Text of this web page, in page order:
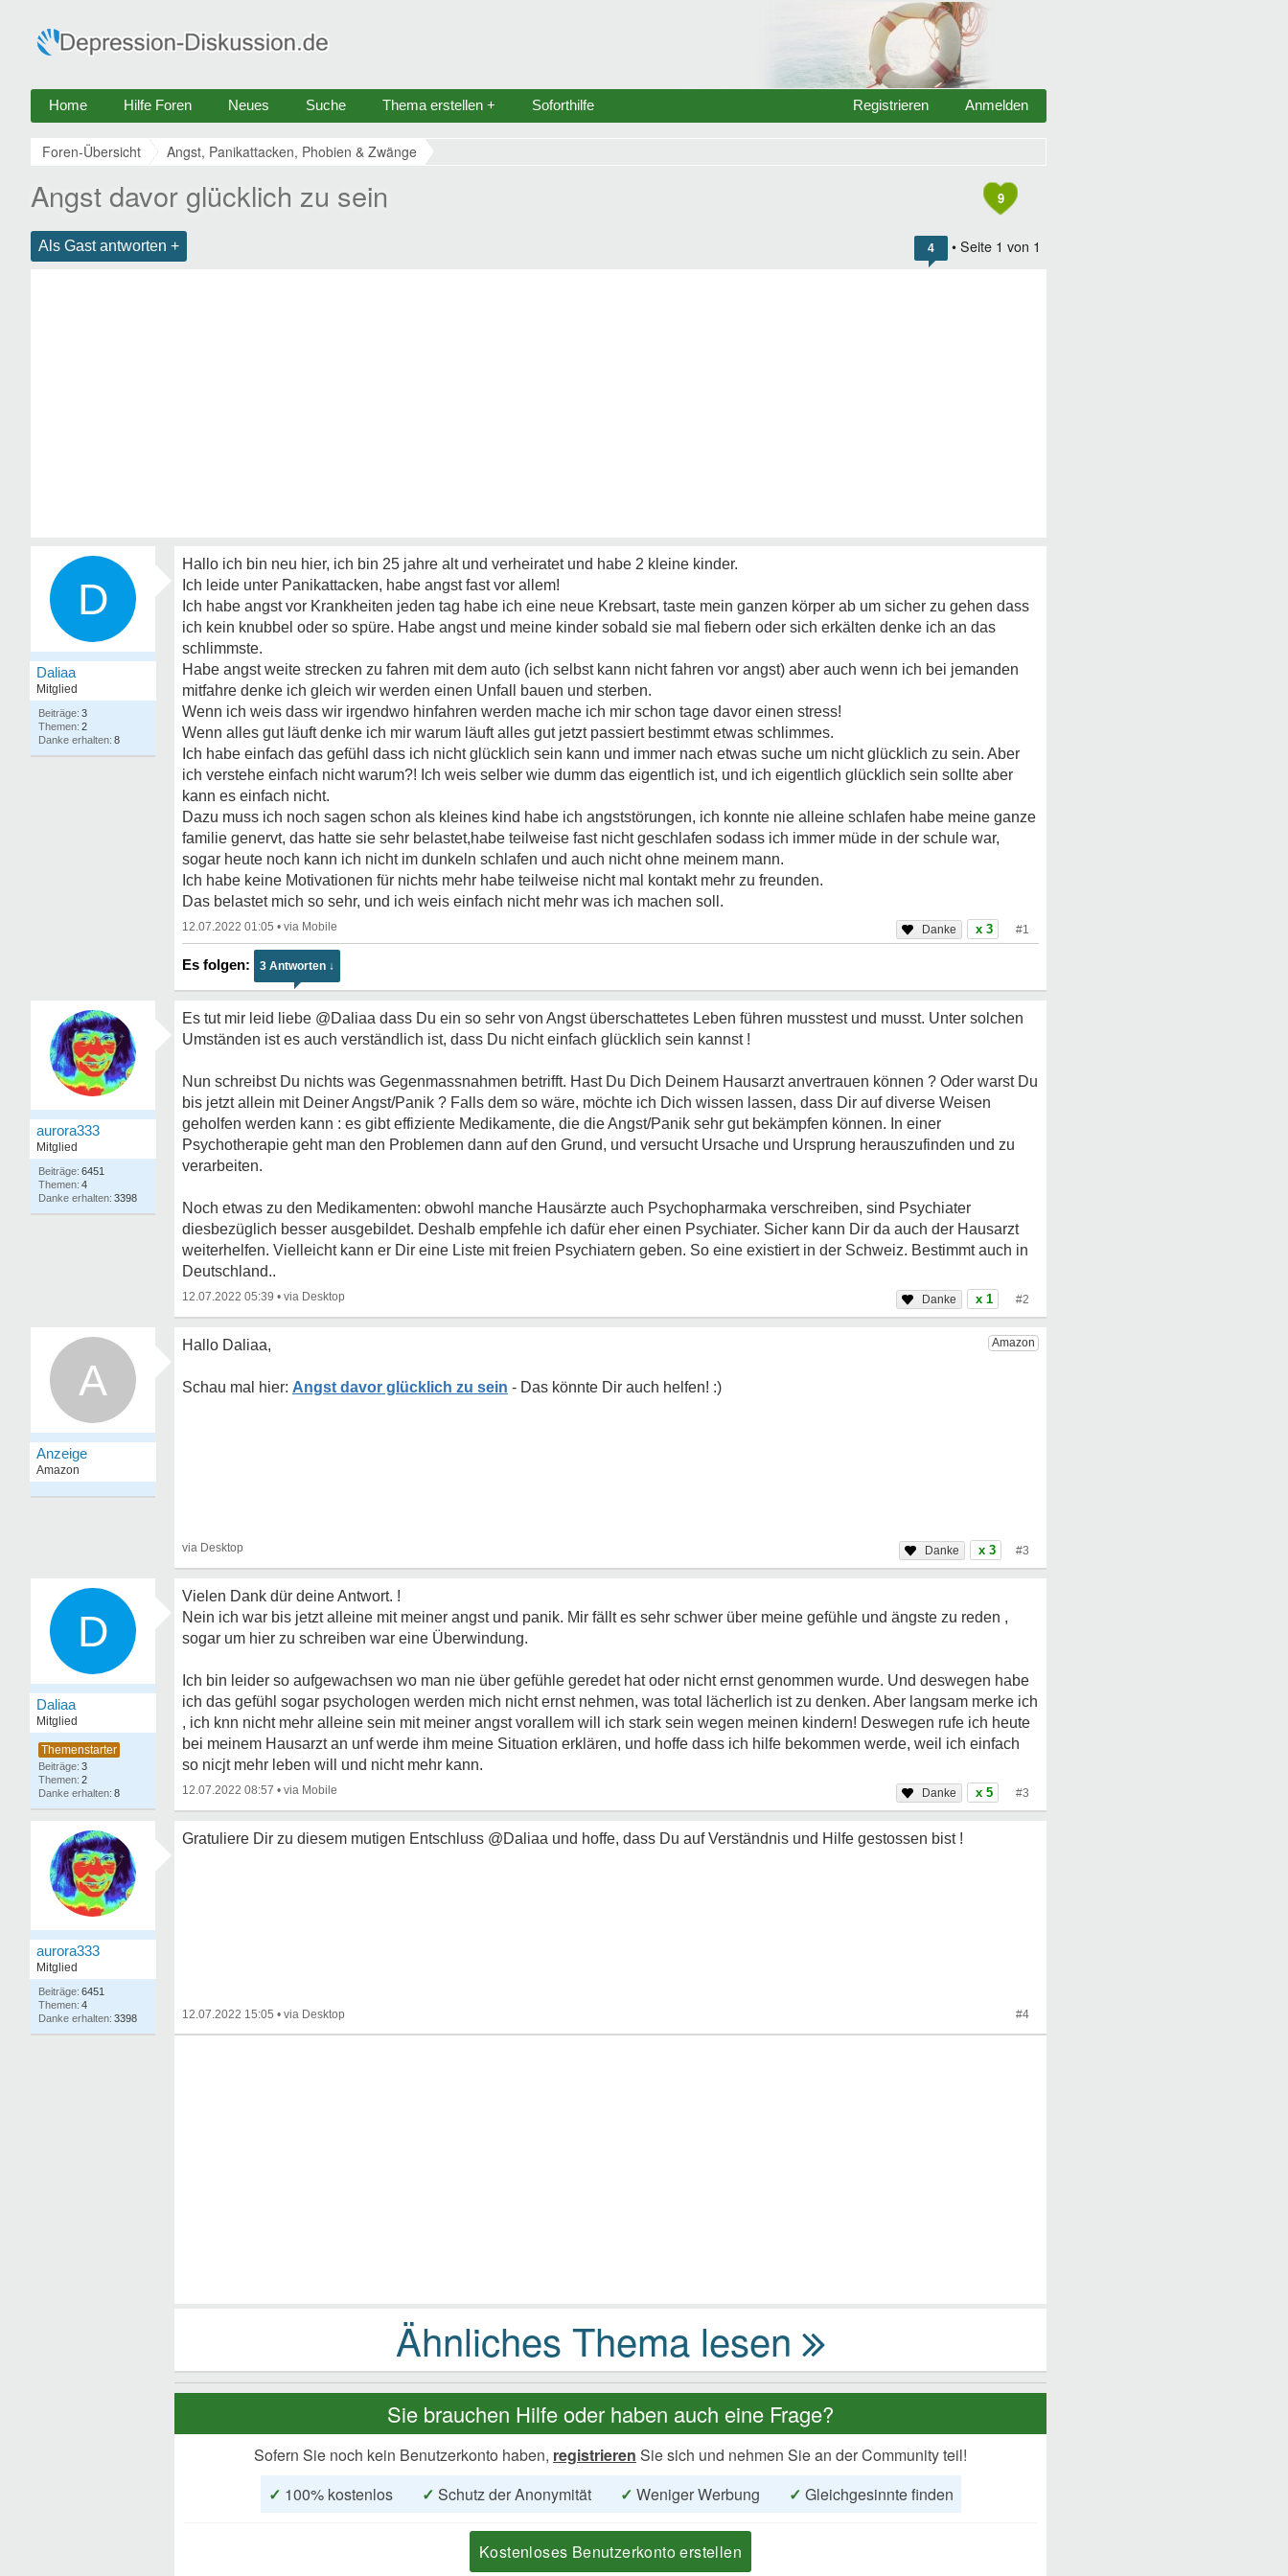
Home Hilfe Foren Neues Suche Thema erstellen + Soforthilfe Anmelden
Registrieren
Foren-Übersicht Angst, Panikattacken, Phobien & Zwänge
9
Angst davor glücklich zu sein
Als Gast antworten + 4 • Seite 1 von 1
D
Daliaa
Mitglied
3
2
8
Hallo ich bin neu hier, ich bin 25 jahre alt und verheiratet und habe 2 kleine kinder.
Ich leide unter Panikattacken, habe angst fast vor allem!
Ich habe angst vor Krankheiten jeden tag habe ich eine neue Krebsart, taste mein ganzen körper ab um sicher zu gehen dass
ich kein knubbel oder so spüre. Habe angst und meine kinder sobald sie mal fiebern oder sich erkälten denke ich an das
schlimmste.
Habe angst weite strecken zu fahren mit dem auto (ich selbst kann nicht fahren vor angst) aber auch wenn ich bei jemanden
mitfahre denke ich gleich wir werden einen Unfall bauen und sterben.
Wenn ich weis dass wir irgendwo hinfahren werden mache ich mir schon tage davor einen stress!
Wenn alles gut läuft denke ich mir warum läuft alles gut jetzt passiert bestimmt etwas schlimmes.
Ich habe einfach das gefühl dass ich nicht glücklich sein kann und immer nach etwas suche um nicht glücklich zu sein. Aber
ich verstehe einfach nicht warum?! Ich weis selber wie dumm das eigentlich ist, und ich eigentlich glücklich sein sollte aber
kann es einfach nicht.
Dazu muss ich noch sagen schon als kleines kind habe ich angststörungen, ich konnte nie alleine schlafen habe meine ganze
familie genervt, das hatte sie sehr belastet,habe teilweise fast nicht geschlafen sodass ich immer müde in der schule war,
sogar heute noch kann ich nicht im dunkeln schlafen und auch nicht ohne meinem mann.
Ich habe keine Motivationen für nichts mehr habe teilweise nicht mal kontakt mehr zu freunden.
Das belastet mich so sehr, und ich weis einfach nicht mehr was ich machen soll.
12.07.2022 01:05 • x 3 #1
3 Antworten ↓
aurora333
Mitglied
6451
4
3398
Es tut mir leid liebe @Daliaa dass Du ein so sehr von Angst überschattetes Leben führen musstest und musst. Unter solchen
Umständen ist es auch verständlich ist, dass Du nicht einfach glücklich sein kannst !
Nun schreibst Du nichts was Gegenmassnahmen betrifft. Hast Du Dich Deinem Hausarzt anvertrauen können ? Oder warst Du
bis jetzt allein mit Deiner Angst/Panik ? Falls dem so wäre, möchte ich Dich wissen lassen, dass Dir auf diverse Weisen
geholfen werden kann : es gibt effiziente Medikamente, die die Angst/Panik sehr gut bekämpfen können. In einer
Psychotherapie geht man den Problemen dann auf den Grund, und versucht Ursache und Ursprung herauszufinden und zu
verarbeiten.
Noch etwas zu den Medikamenten: obwohl manche Hausärzte auch Psychopharmaka verschreiben, sind Psychiater
diesbezüglich besser ausgebildet. Deshalb empfehle ich dafür eher einen Psychiater. Sicher kann Dir da auch der Hausarzt
weiterhelfen. Vielleicht kann er Dir eine Liste mit freien Psychiatern geben. So eine existiert in der Schweiz. Bestimmt auch in
Deutschland..
12.07.2022 05:39 • x 1 #2
A
Hallo Daliaa,
Angst davor glücklich zu sein
x 3 #3
D
Daliaa
Mitglied
3
2
8
Vielen Dank dür deine Antwort. !
Nein ich war bis jetzt alleine mit meiner angst und panik. Mir fällt es sehr schwer über meine gefühle und ängste zu reden ,
sogar um hier zu schreiben war eine Überwindung.
Ich bin leider so aufgewachsen wo man nie über gefühle geredet hat oder nicht ernst genommen wurde. Und deswegen habe
ich das gefühl sogar psychologen werden mich nicht ernst nehmen, was total lächerlich ist zu denken. Aber langsam merke ich
, ich knn nicht mehr alleine sein mit meiner angst vorallem will ich stark sein wegen meinen kindern! Deswegen rufe ich heute
bei meinem Hausarzt an unf werde ihm meine Situation erklären, und hoffe dass ich hilfe bekommen werde, weil ich einfach
so nicjt mehr leben will und nicht mehr kann.
12.07.2022 08:57 • x 5 #3
aurora333
Mitglied
6451
4
3398
Gratuliere Dir zu diesem mutigen Entschluss @Daliaa und hoffe, dass Du auf Verständnis und Hilfe gestossen bist !
12.07.2022 15:05 • #4
Sie brauchen Hilfe oder haben auch eine Frage?
Sofern Sie noch kein Benutzerkonto haben, registrieren Sie sich und nehmen Sie an der Community teil!
✓ 100% kostenlos ✓ Schutz der Anonymität ✓ Weniger Werbung ✓ Gleichgesinnte finden
Kostenloses Benutzerkonto erstellen